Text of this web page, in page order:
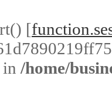
[
/home/